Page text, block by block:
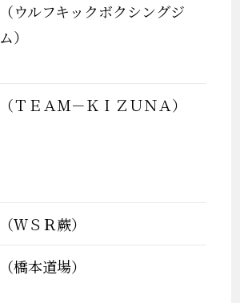
（ウルフキックボクシングジ
ム）
（ＴＥＡＭ－ＫＩＺＵＮＡ）
（ＷＳＲ蕨）
（橋本道場）